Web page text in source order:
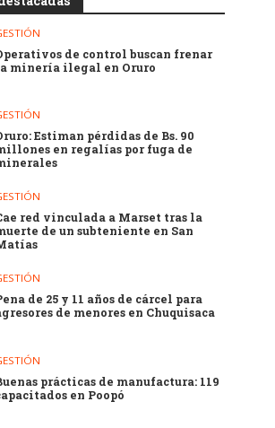
de control buscan frenar
minería ilegal en Oruro
Estiman pérdidas de Bs. 90
en regalías por fuga de
red vinculada a Marset tras la
de un subteniente en San
de 25 y 11 años de cárcel para
de menores en Chuquisaca
prácticas de manufactura: 119
en Poopó